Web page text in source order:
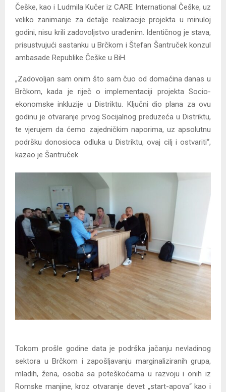
Češke, kao i Ludmila Kučer iz CARE International Češke, uz
veliko zanimanje za detalje realizacije projekta u minuloj
godini, nisu krili zadovoljstvo urađenim. Identičnog je stava,
prisustvujući sastanku u Brčkom i Štefan Šantruček konzul
ambasade Republike Češke u BiH.
„Zadovoljan sam onim što sam čuo od domaćina danas u
Brčkom, kada je riječ o implementaciji projekta Socio-
ekonomske inkluzije u Distriktu. Ključni dio plana za ovu
godinu je otvaranje prvog Socijalnog preduzeća u Distriktu,
te vjerujem da ćemo zajedničkim naporima, uz apsolutnu
podršku donosioca odluka u Distriktu, ovaj cilj i ostvariti“,
kazao je Šantruček
Tokom prošle godine data je podrška jačanju nevladinog
sektora u Brčkom i zapošljavanju marginaliziranih grupa,
mladih, žena, osoba sa poteškoćama u razvoju i onih iz
Romske manjine, kroz otvaranje devet „start-apova“ kao i